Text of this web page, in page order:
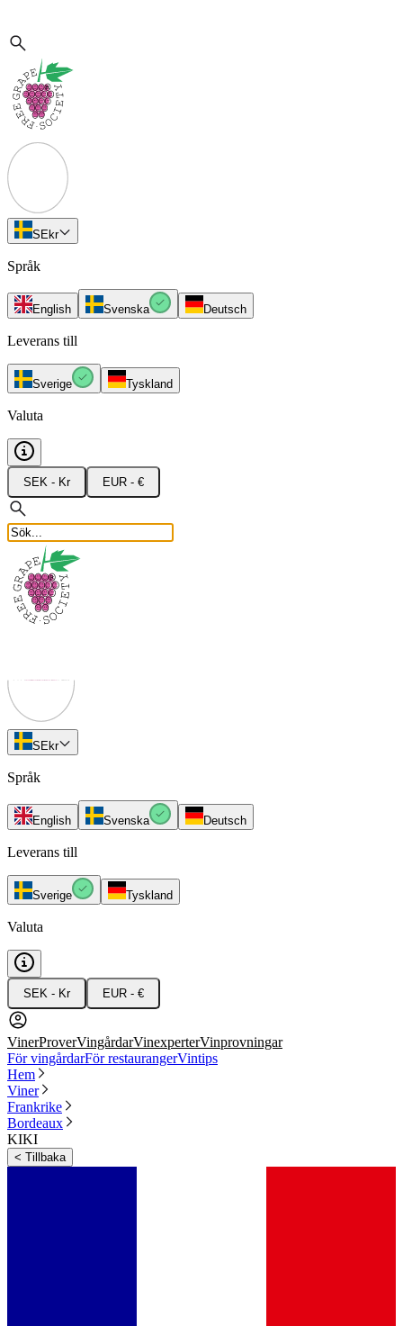
SEkr
Språk
English Svenska Deutsch
Leverans till
Sverige Tyskland
Valuta
SEK - Kr EUR - €
SEkr
Språk
English Svenska Deutsch
Leverans till
Sverige Tyskland
Valuta
SEK - Kr EUR - €
VinerProverVingårdarVinexperterVinprovningar
För vingårdarFör restaurangerVintips
Hem
Viner
Frankrike
Bordeaux
KIKI
< Tillbaka